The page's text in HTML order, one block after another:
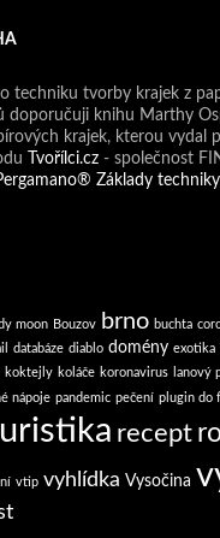
techniku tvorby krajek z
doporučuji knihu Marthy
krajek, kterou vydal
Tvořílci.cz - společnost
Základy
moon Bouzov brno buchta
databáze diablo domény exotika
koktejly koláče koronavirus lanový
nápoje pandemic pečení plugin do
recept
vtip vyhlídka Vysočina